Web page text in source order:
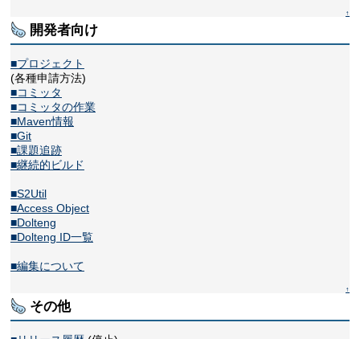
↑
開発者向け
■プロジェクト
(各種申請方法)
■コミッタ
■コミッタの作業
■Maven情報
■Git
■課題追跡
■継続的ビルド
■S2Util
■Access Object
■Dolteng
■Dolteng ID一覧
■編集について
↑
その他